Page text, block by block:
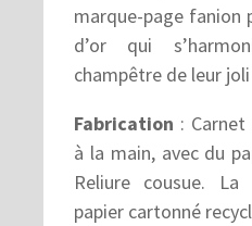
marque-page fanion
d’or qui
champêtre de leur
Fabrication :
à la main, avec du
Reliure cousue.
papier cartonné